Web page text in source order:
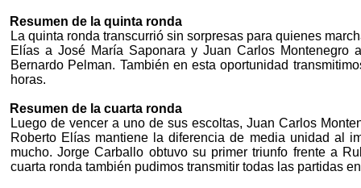
Resumen de la quinta ronda
La quinta ronda transcurrió sin sorpresas para quienes
Elías a José María Saponara y Juan Carlos
Bernardo Pelman. También en esta oportunidad
horas.
Resumen de la cuarta ronda
Luego de vencer a uno de sus escoltas, Juan Carlos
Roberto Elías mantiene la diferencia de media unidad al
mucho. Jorge Carballo obtuvo su primer triunfo frente a
cuarta ronda también pudimos transmitir todas las partidas